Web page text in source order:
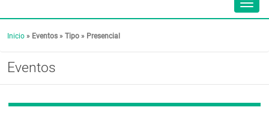
Inicio » Eventos » Tipo » Presencial
Eventos